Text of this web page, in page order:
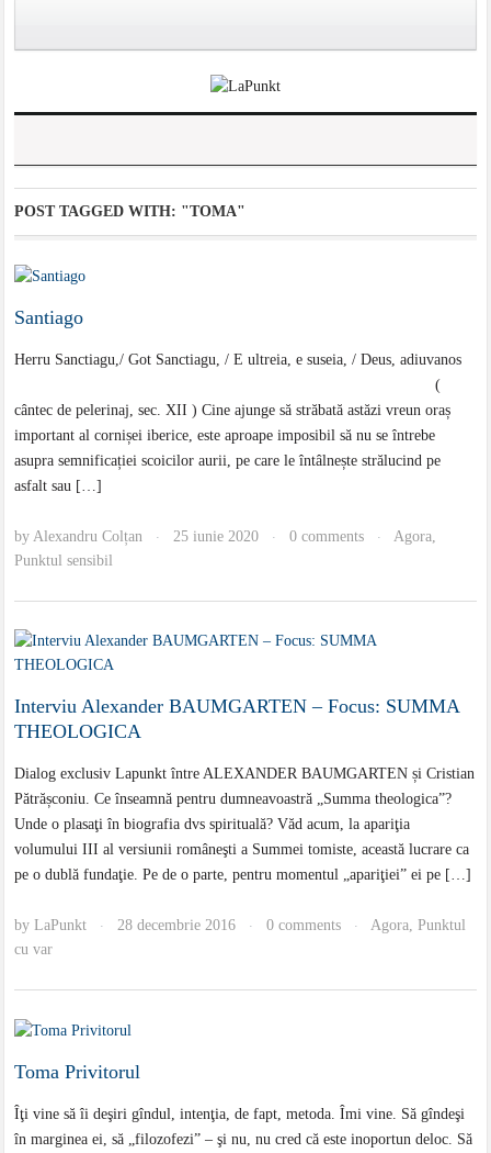
POST TAGGED WITH: "TOMA"
Santiago
Herru Sanctiagu,/ Got Sanctiagu, / E ultreia, e suseia, / Deus, adiuvanos
(
cântec de pelerinaj, sec. XII ) Cine ajunge să străbată astăzi vreun oraș
important al cornișei iberice, este aproape imposibil să nu se întrebe
asupra semnificației scoicilor aurii, pe care le întâlnește strălucind pe
asfalt sau […]
byAlexandru Colțan · 25 iunie 2020 · 0 comments · Agora,
Punktul sensibil
Interviu Alexander BAUMGARTEN – Focus: SUMMA
THEOLOGICA
Dialog exclusiv Lapunkt între ALEXANDER BAUMGARTEN și Cristian
Pătrășconiu. Ce înseamnă pentru dumneavoastră „Summa theologica”?
Unde o plasaţi în biografia dvs spirituală? Văd acum, la apariţia
volumului III al versiunii româneşti a Summei tomiste, această lucrare ca
pe o dublă fundaţie. Pe de o parte, pentru momentul „apariţiei” ei pe […]
byLaPunkt · 28 decembrie 2016 · 0 comments · Agora,Punktul
cu var
Toma Privitorul
Îţi vine să îi deşiri gîndul, intenţia, de fapt, metoda. Îmi vine. Să gîndeşi
în marginea ei, să „filozofezi” – şi nu, nu cred că este inoportun deloc. Să